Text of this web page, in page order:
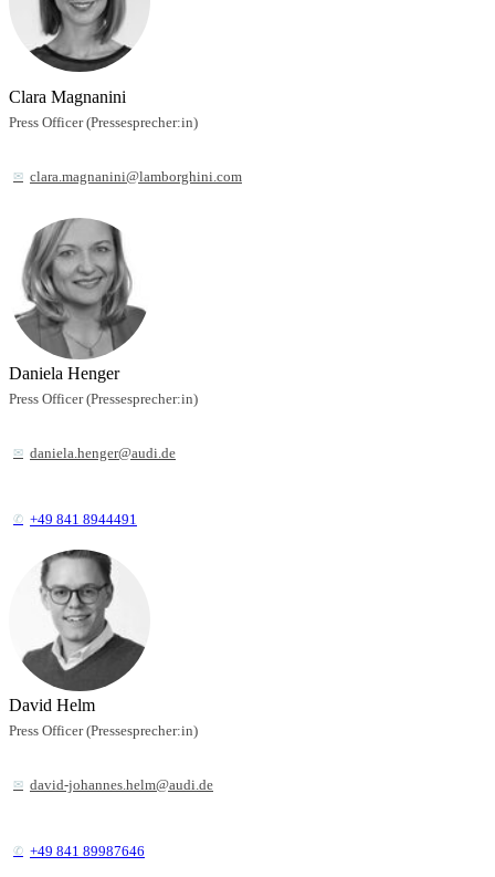
Clara Magnanini
Press Officer (Pressesprecher:in)
clara.magnanini@lamborghini.com
Daniela Henger
Press Officer (Pressesprecher:in)
daniela.henger@audi.de
+49 841 8944491
David Helm
Press Officer (Pressesprecher:in)
david-johannes.helm@audi.de
+49 841 89987646